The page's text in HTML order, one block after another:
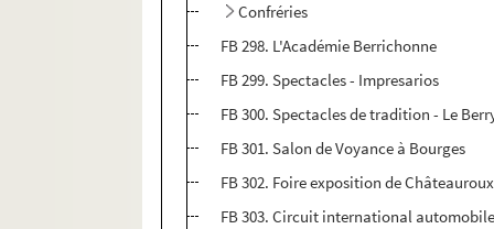
Confréries
FB 298. L'Académie Berrichonne
FB 299. Spectacles - Impresarios
FB 300. Spectacles de tradition - Le
FB 301. Salon de Voyance à Bourges
FB 302. Foire exposition de Châteauroux
FB 303. Circuit international